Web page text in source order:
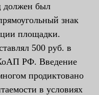
должен был
знак
площадки.
500 руб. в
КоАП РФ. Введение
продиктовано
в условиях